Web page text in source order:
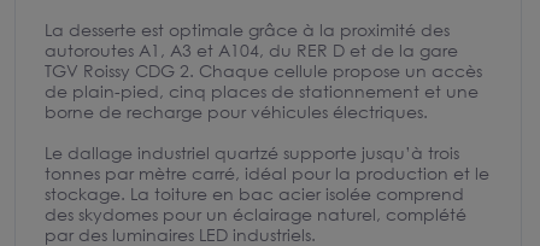
La desserte est optimale grâce à la proximité des
autoroutes A1, A3 et A104, du RER D et de la gare
TGV Roissy CDG 2. Chaque cellule propose un accès
de plain-pied, cinq places de stationnement et une
borne de recharge pour véhicules électriques.
Le dallage industriel quartzé supporte jusqu’à trois
tonnes par mètre carré, idéal pour la production et le
stockage. La toiture en bac acier isolée comprend
des skydomes pour un éclairage naturel, complété
par des luminaires LED industriels.